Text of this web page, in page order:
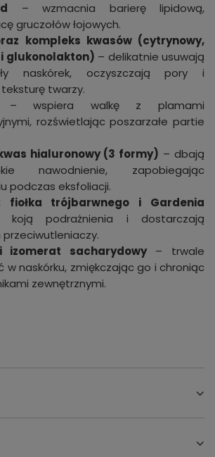
– wzmacnia barierę lipidową,
gruczołów łojowych.
kompleks kwasów (cytrynowy,
glukonolakton) – delikatnie usuwają
naskórek, oczyszczają pory i
twarzy.
– wspiera walkę z plamami
rozświetlając poszarzałe partie
hialuronowy (3 formy) – dbają
nawodnienie, zapobiegając
podczas eksfoliacji.
fiołka trójbarwnego i Gardenia
podrażnienia i dostarczają
izomerat sacharydowy– trwale
w naskórku, zmiękczając go i chroniąc
zewnętrznymi.